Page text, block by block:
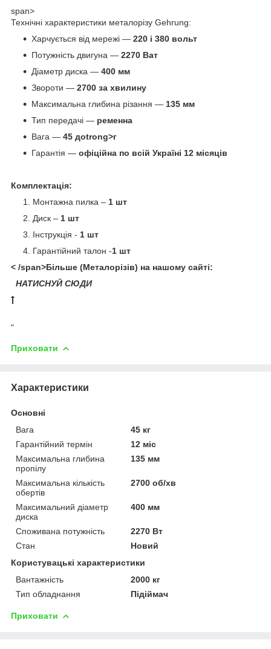
span>
Технічні характеристики металорізу Gehrung:
Харчується від мережі — 220 і 380 вольт
Потужність двигуна — 2270 Ват
Діаметр диска — 400 мм
Звороти — 2700 за хвилину
Максимальна глибина різання — 135 мм
Тип передачі — ременна
Вага — 45 доtrong>г
Гарантія — офіційна по всій Україні 12 місяців
Комплектація:
Монтажна пилка – 1 шт
Диск – 1 шт
Інструкція - 1 шт
Гарантійний талон -1 шт
< /span>Більше (Металорізів) на нашому сайті:
НАТИСНУЙ СЮДИ
"
Приховати
Характеристики
Основні
Вага
45 кг
Гарантійний термін
12 міс
Максимальна глибина
пропілу
135 мм
Максимальна кількість
обертів
2700 об/хв
Максимальний діаметр
диска
400 мм
Споживана потужність
2270 Вт
Стан
Новий
Користувацькі характеристики
Вантажність
2000 кг
Тип обладнання
Підіймач
Приховати